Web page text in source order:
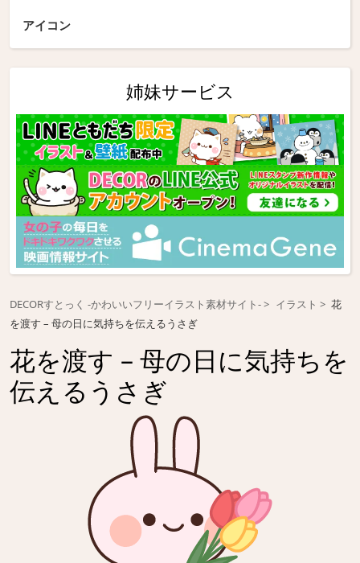
アイコン
姉妹サービス
DECORすとっく -かわいいフリーイラスト素材サイト- イラスト
花
を渡す – 母の日に気持ちを伝えるうさぎ
花を渡す – 母の日に気持ちを
伝えるうさぎ